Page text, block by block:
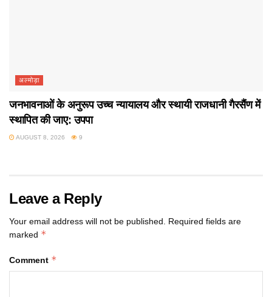
अल्मोड़ा
जनभावनाओं के अनुरूप उच्च न्यायालय और स्थायी राजधानी गैरसैंण में
स्थापित की जाए: उपपा
AUGUST 8, 2026 9
Leave a Reply
Your email address will not be published. Required fields are
marked *
Comment *